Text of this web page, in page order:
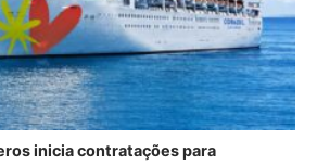
inicia contratações para